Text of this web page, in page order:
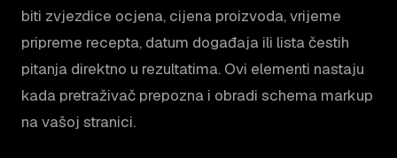
biti zvjezdice ocjena, cijena proizvoda, vrijeme
pripreme recepta, datum događaja ili lista čestih
pitanja direktno u rezultatima. Ovi elementi nastaju
kada pretraživač prepozna i obradi schema markup
na vašoj stranici.